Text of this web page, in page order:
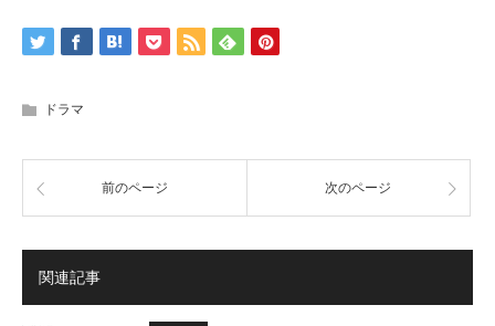
ドラマ
前のページ 次のページ
関連記事